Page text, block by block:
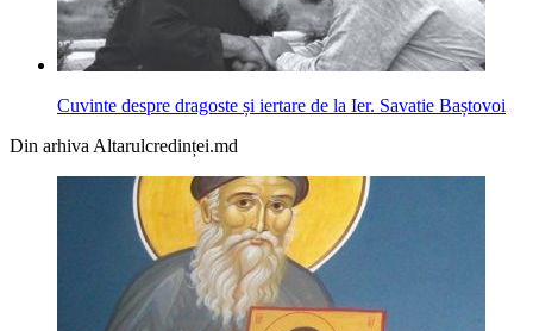
Cuvinte despre dragoste și iertare de la Ier. Savatie Baștovoi
Din arhiva Altarulcredinței.md